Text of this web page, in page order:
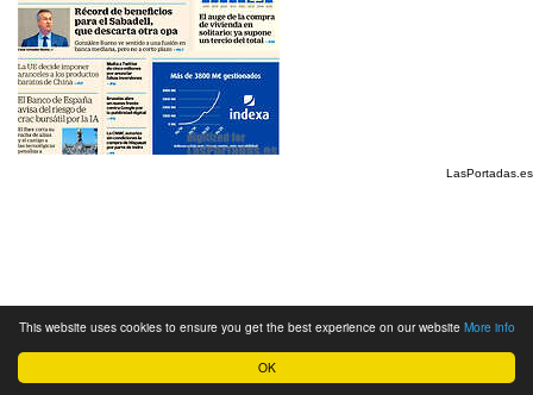
OK
This website uses cookies to ensure you get the best experience on our website More info
LasPortadas.es